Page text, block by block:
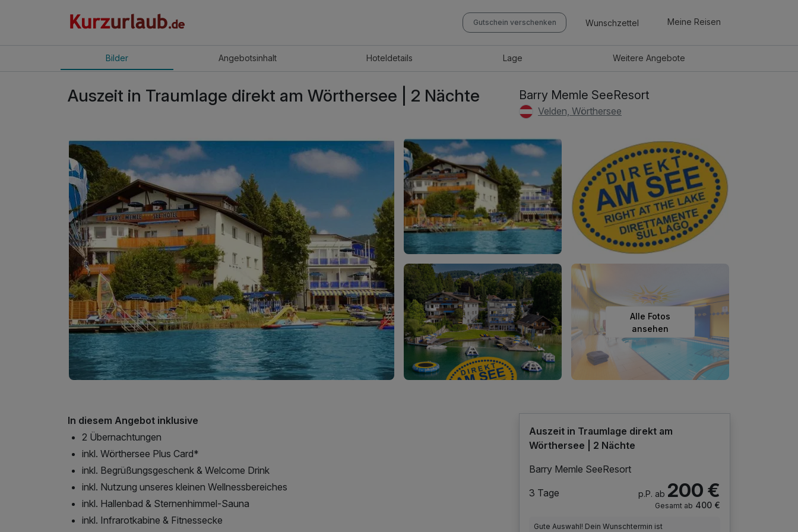
Gutschein verschenken Wunschzettel Meine Reisen
Bilder Angebotsinhalt Hoteldetails Lage WeitereAngebote
Auszeit in Traumlage direkt am Wörthersee | 2 Nächte Barry Memle SeeResort
Velden, Wörthersee
Alle Fotos
ansehen
In diesem Angebot inklusive
2 Übernachtungen
inkl. Wörthersee Plus Card*
inkl. Begrüßungsgeschenk & Welcome Drink
inkl. Nutzung unseres kleinen Wellnessbereiches
inkl. Hallenbad & Sternenhimmel-Sauna
inkl. Infrarotkabine & Fitnessecke
Auszeit in Traumlage direkt am
Wörthersee | 2 Nächte
Barry Memle SeeResort
3 Tage
p.P. ab 200 €
Gesamt ab 400 €
Gute Auswahl! Dein Wunschtermin ist